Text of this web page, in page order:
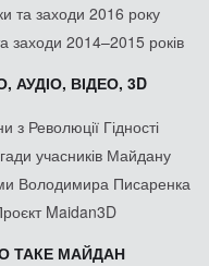
та заходи 2016 року
заходи 2014–2015 років
АУДІО, ВІДЕО, 3D
з Революції Гідності
учасників Майдану
Володимира Писаренка
Maidan3D
ТАКЕ МАЙДАН